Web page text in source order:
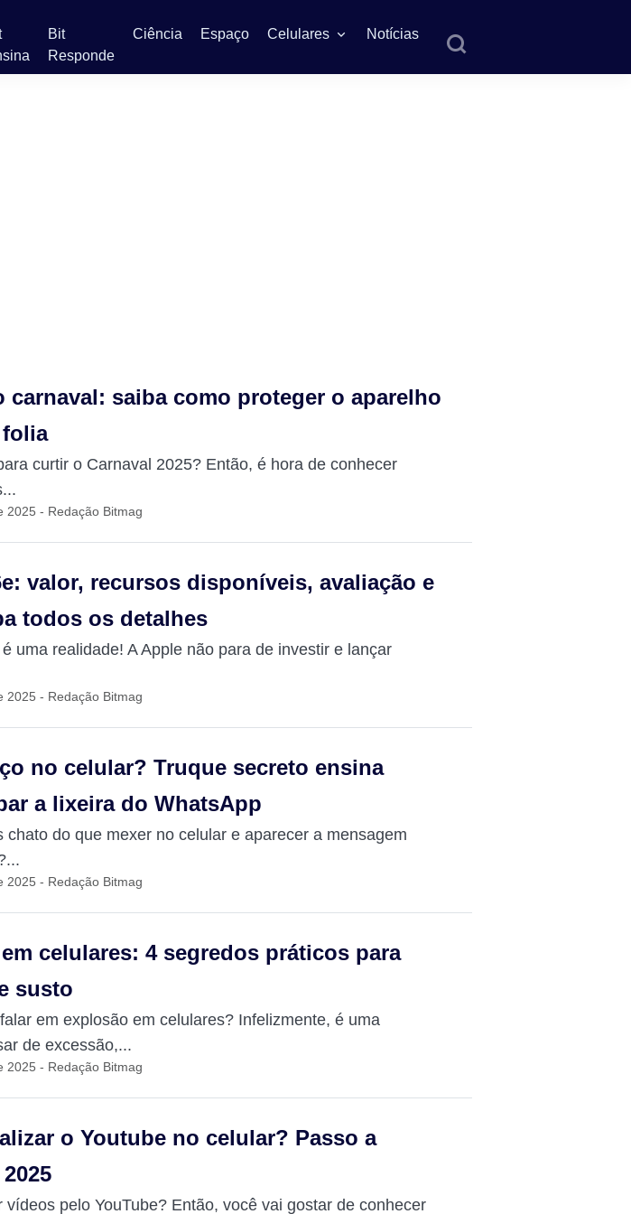
Bit
Responde
Ciência Espaço Celulares Notícias
carnaval: saiba como proteger o aparelho
folia
curtir o Carnaval 2025? Então, é hora de conhecer
2025 - Redação Bitmag
valor, recursos disponíveis, avaliação e
todos os detalhes
uma realidade! A Apple não para de investir e lançar
2025 - Redação Bitmag
no celular? Truque secreto ensina
a lixeira do WhatsApp
chato do que mexer no celular e aparecer a mensagem
2025 - Redação Bitmag
celulares: 4 segredos práticos para
susto
em explosão em celulares? Infelizmente, é uma
de excessão,...
2025 - Redação Bitmag
o Youtube no celular? Passo a
vídeos pelo YouTube? Então, você vai gostar de conhecer